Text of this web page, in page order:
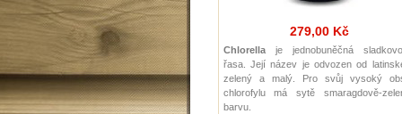
279,00 Kč
Chlorellaje jednobuněčná
řasa. Její název je odvozen od
zelený a malý. Pro svůj vysoký
chlorofylu má sytě smaragdově-
barvu.